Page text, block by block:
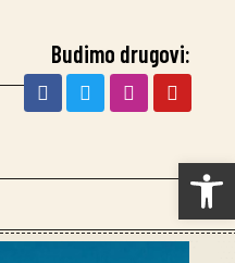
Budimo drugovi: